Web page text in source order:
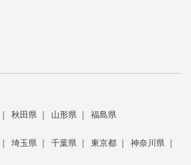
秋田県 山形県
福島県
埼玉県 千葉県 東京都
神奈川県